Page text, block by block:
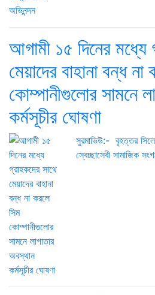
আগামী ১৫ দিনের মধ্যে
মেয়াদের বাহানা বন্ধ
কোম্পানীগুলোর সামনে
কর্মসূচীর ঘোষণা
সুরমাভিউ:- বৃহত্তর
স্বেচ্ছাসেবী সামাজিক